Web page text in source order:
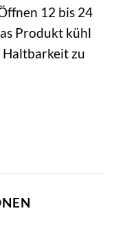
12 bis 24
Produkt kühl
Haltbarkeit zu